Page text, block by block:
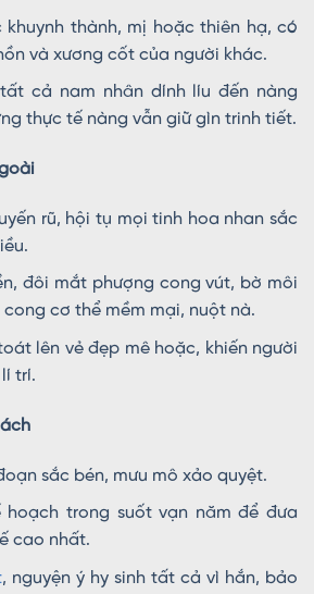
khuynh thành, mị hoặc thiên hạ, có
và xương cốt của người khác.
cả nam nhân dính líu đến nàng
thực tế nàng vẫn giữ gìn trinh tiết.
rũ, hội tụ mọi tinh hoa nhan sắc
đôi mắt phượng cong vút, bờ môi
cơ thể mềm mại, nuột nà.
lên vẻ đẹp mê hoặc, khiến người
trí.
sắc bén, mưu mô xảo quyệt.
hoạch trong suốt vạn năm để đưa
cao nhất.
, nguyện ý hy sinh tất cả vì hắn, bảo